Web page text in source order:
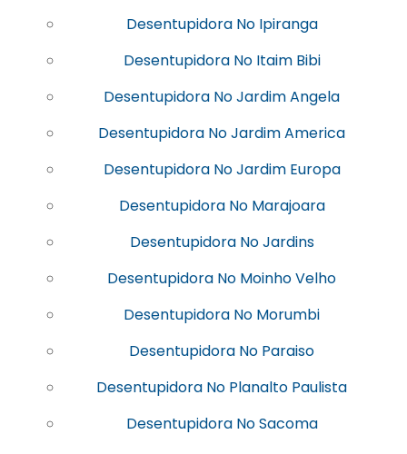
Desentupidora No Ipiranga
Desentupidora No Itaim Bibi
Desentupidora No Jardim Angela
Desentupidora No Jardim America
Desentupidora No Jardim Europa
Desentupidora No Marajoara
Desentupidora No Jardins
Desentupidora No Moinho Velho
Desentupidora No Morumbi
Desentupidora No Paraiso
Desentupidora No Planalto Paulista
Desentupidora No Sacoma